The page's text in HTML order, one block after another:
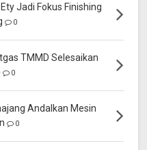
Jadi Fokus Finishing
0
TMMD Selesaikan
0
Andalkan Mesin
0